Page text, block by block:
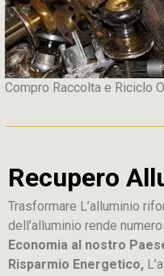
Compro Raccolta e Riciclo
Recupero
Trasformare L’alluminio
dell’alluminio rende
Economia al nostro
Risparmio Energetico,